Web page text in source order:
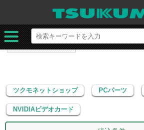
ツクモネットショップ PCパーツ
NVIDIAビデオカード
ツクモネットショップ PCパーツ
NVIDIAビデオカード